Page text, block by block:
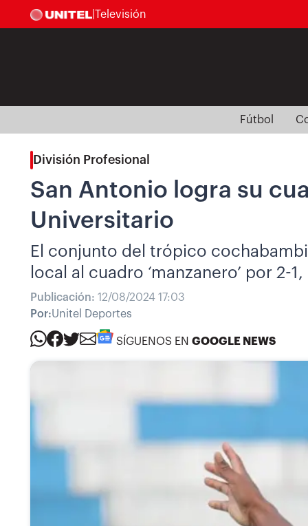
Televisión
Fútbol
División Profesional
San Antonio logra su
Universitario
El conjunto del trópico
local al cuadro ‘manzanero’ por 2-
Publicación: 12/08/2024 17:03
Por:Unitel Deportes
SÍGUENOS EN GOOGLE NEWS